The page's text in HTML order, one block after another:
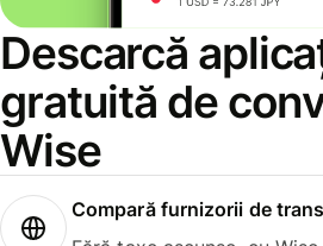
Descarcă
gratuită de
Wise
Compară furnizorii de